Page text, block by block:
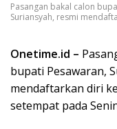
Pasangan bakal calon
Suriansyah, resmi
Onetime.id –
bupati Pesawaran,
mendaftarkan diri
setempat pada